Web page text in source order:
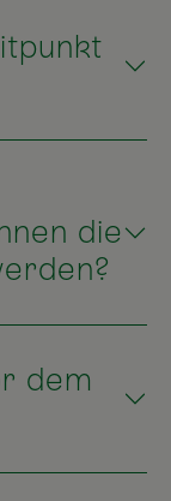
die
dem